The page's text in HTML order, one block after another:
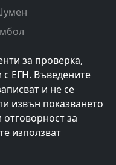
за проверка,
с ЕГН. Въведените
и не се
извън показването
отговорност за
използват